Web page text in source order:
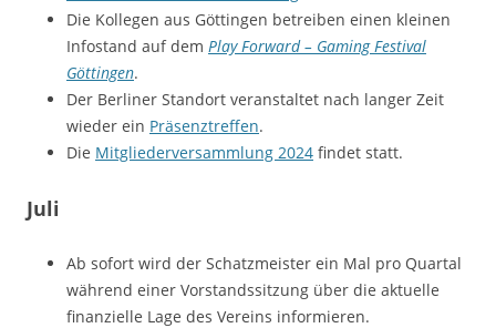
Die Kollegen aus Göttingen betreiben einen kleinen
Infostand auf dem Play Forward – Gaming Festival
Göttingen.
Der Berliner Standort veranstaltet nach langer Zeit
wieder ein Präsenztreffen.
Die Mitgliederversammlung 2024 findet statt.
Juli
Ab sofort wird der Schatzmeister ein Mal pro Quartal
während einer Vorstandssitzung über die aktuelle
finanzielle Lage des Vereins informieren.